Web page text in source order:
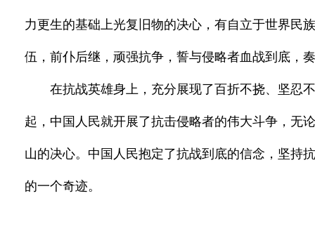
力更生的基础上光复旧物的决心，有自立于世界民
伍，前仆后继，顽强抗争，誓与侵略者血战到底，
在抗战英雄身上，充分展现了百折不挠、坚忍
起，中国人民就开展了抗击侵略者的伟大斗争，无
山的决心。中国人民抱定了抗战到底的信念，坚持
的一个奇迹。